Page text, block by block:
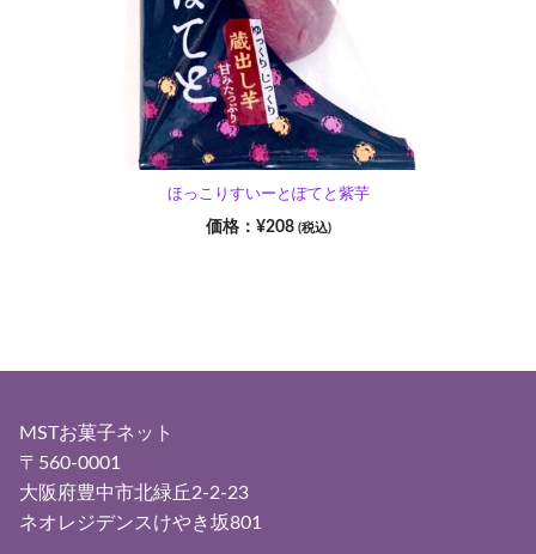
ほっこりすいーとぽてと紫芋
¥208 (税込)
MSTお菓子ネット
〒560-0001
大阪府豊中市北緑丘2-2-23
ネオレジデンスけやき坂801